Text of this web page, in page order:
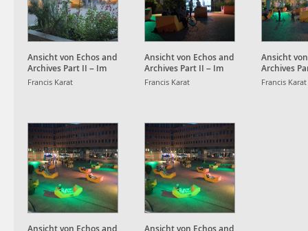
Ansicht von Echos and
Archives Part II – Im
Strudel der Daten und
Francis Karat
Ansicht von Echos and
Archives Part II – Im
Strudel der Daten und
Francis Karat
Ansicht
Archives
Strudel
Francis Karat
Ansicht von Echos and Ansicht von Echos and